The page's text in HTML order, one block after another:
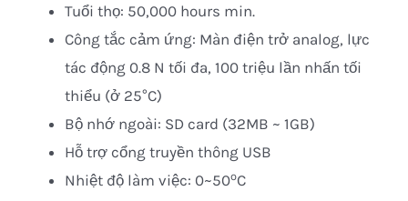
Tuổi thọ: 50,000 hours min.
Công tắc cảm ứng: Màn điện trở analog, lực
tác động 0.8 N tối đa, 100 triệu lần nhấn tối
thiểu (ở 25°C)
Bộ nhớ ngoài: SD card (32MB ~ 1GB)
Hỗ trợ cổng truyền thông USB
Nhiệt độ làm việc: 0~50oC